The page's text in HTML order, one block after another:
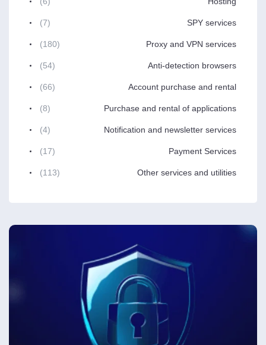
SPY services
(7)
Proxy and VPN services
(180)
Anti-detection browsers
(54)
Account purchase and rental
(66)
Purchase and rental of applications
(8)
Notification and newsletter services
(4)
Payment Services
(17)
Other services and utilities
(113)